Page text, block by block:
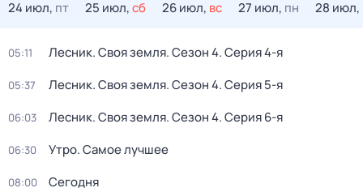
24 июл, пт 25 июл,сб 26 июл, вс 27 июл, пн 28 июл,
05:11 Лесник. Своя земля. Сезон 4. Серия 4-я
05:37 Лесник. Своя земля. Сезон 4. Серия 5-я
06:03 Лесник. Своя земля. Сезон 4. Серия 6-я
06:30 Утро. Самое лучшее
08:00 Сегодня